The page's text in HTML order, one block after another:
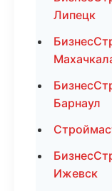
Липецк
Барнаул
Ижевск